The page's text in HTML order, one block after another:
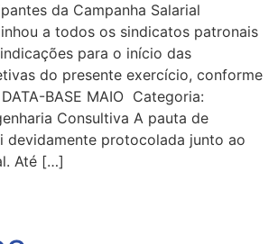
da Campanha Salarial
a todos os sindicatos patronais
para o início das
do presente exercício, conforme
BASE MAIO Categoria:
Consultiva A pauta de
devidamente protocolada junto ao
Até […]